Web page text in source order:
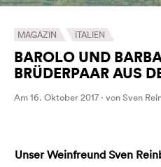
MAGAZIN ITALIEN
BAROLO UND
BRÜDERPAAR AUS
Am 16. Oktober 2017 · von Sven
Unser Weinfreund Sven